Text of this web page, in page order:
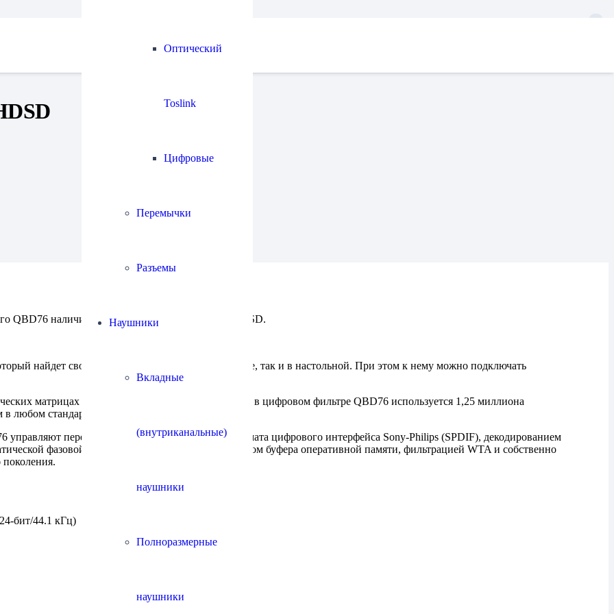
Оптический
Toslink
Цифровые
Перемычки
Разъемы
Наушники
Вкладные
(внутриканальные)
наушники
Полноразмерные
наушники
QBD76 наличием входа USB-audio и декодером DSD.
найдет свое место как в большой аудиосистеме, так и в настольной. При этом к нему можно подключать
матрицах ПЛИС (FPGA). В общей сложности в цифровом фильтре QBD76 используется 1,25 миллиона
любом стандартном чипе.
переключением входных сигналов формата цифрового интерфейса Sony-Philips (SPDIF), декодированием
фазовой подстройкой частоты), контроллером буфера оперативной памяти, фильтрацией WTA и собственно
бит/44.1 кГц)